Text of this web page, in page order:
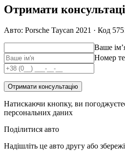
Отримати
Авто: Porsche Taycan 2021 · Код
Ваше
Номер
Отримати консультацію
Натискаючи кнопку, ви
персональних даних
Поділитися авто
Надішліть це авто другу або